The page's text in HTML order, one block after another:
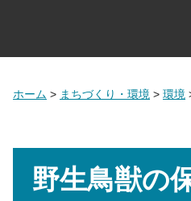
ホーム > まちづくり・環境 > 環境
野生鳥獣の